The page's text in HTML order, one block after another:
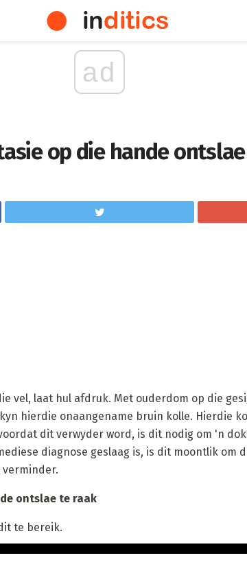
ad
op die hande
vel, laat hul afdruk. Met ouderdom op die
hierdie onaangename bruin kolle. Hierdie
dit verwyder word, is dit nodig om 'n
diagnose geslaag is, is dit moontlik om
ontslae te raak
te bereik.